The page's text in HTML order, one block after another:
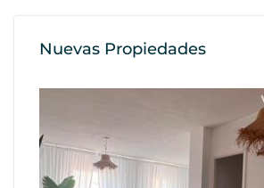
Nuevas Propiedades